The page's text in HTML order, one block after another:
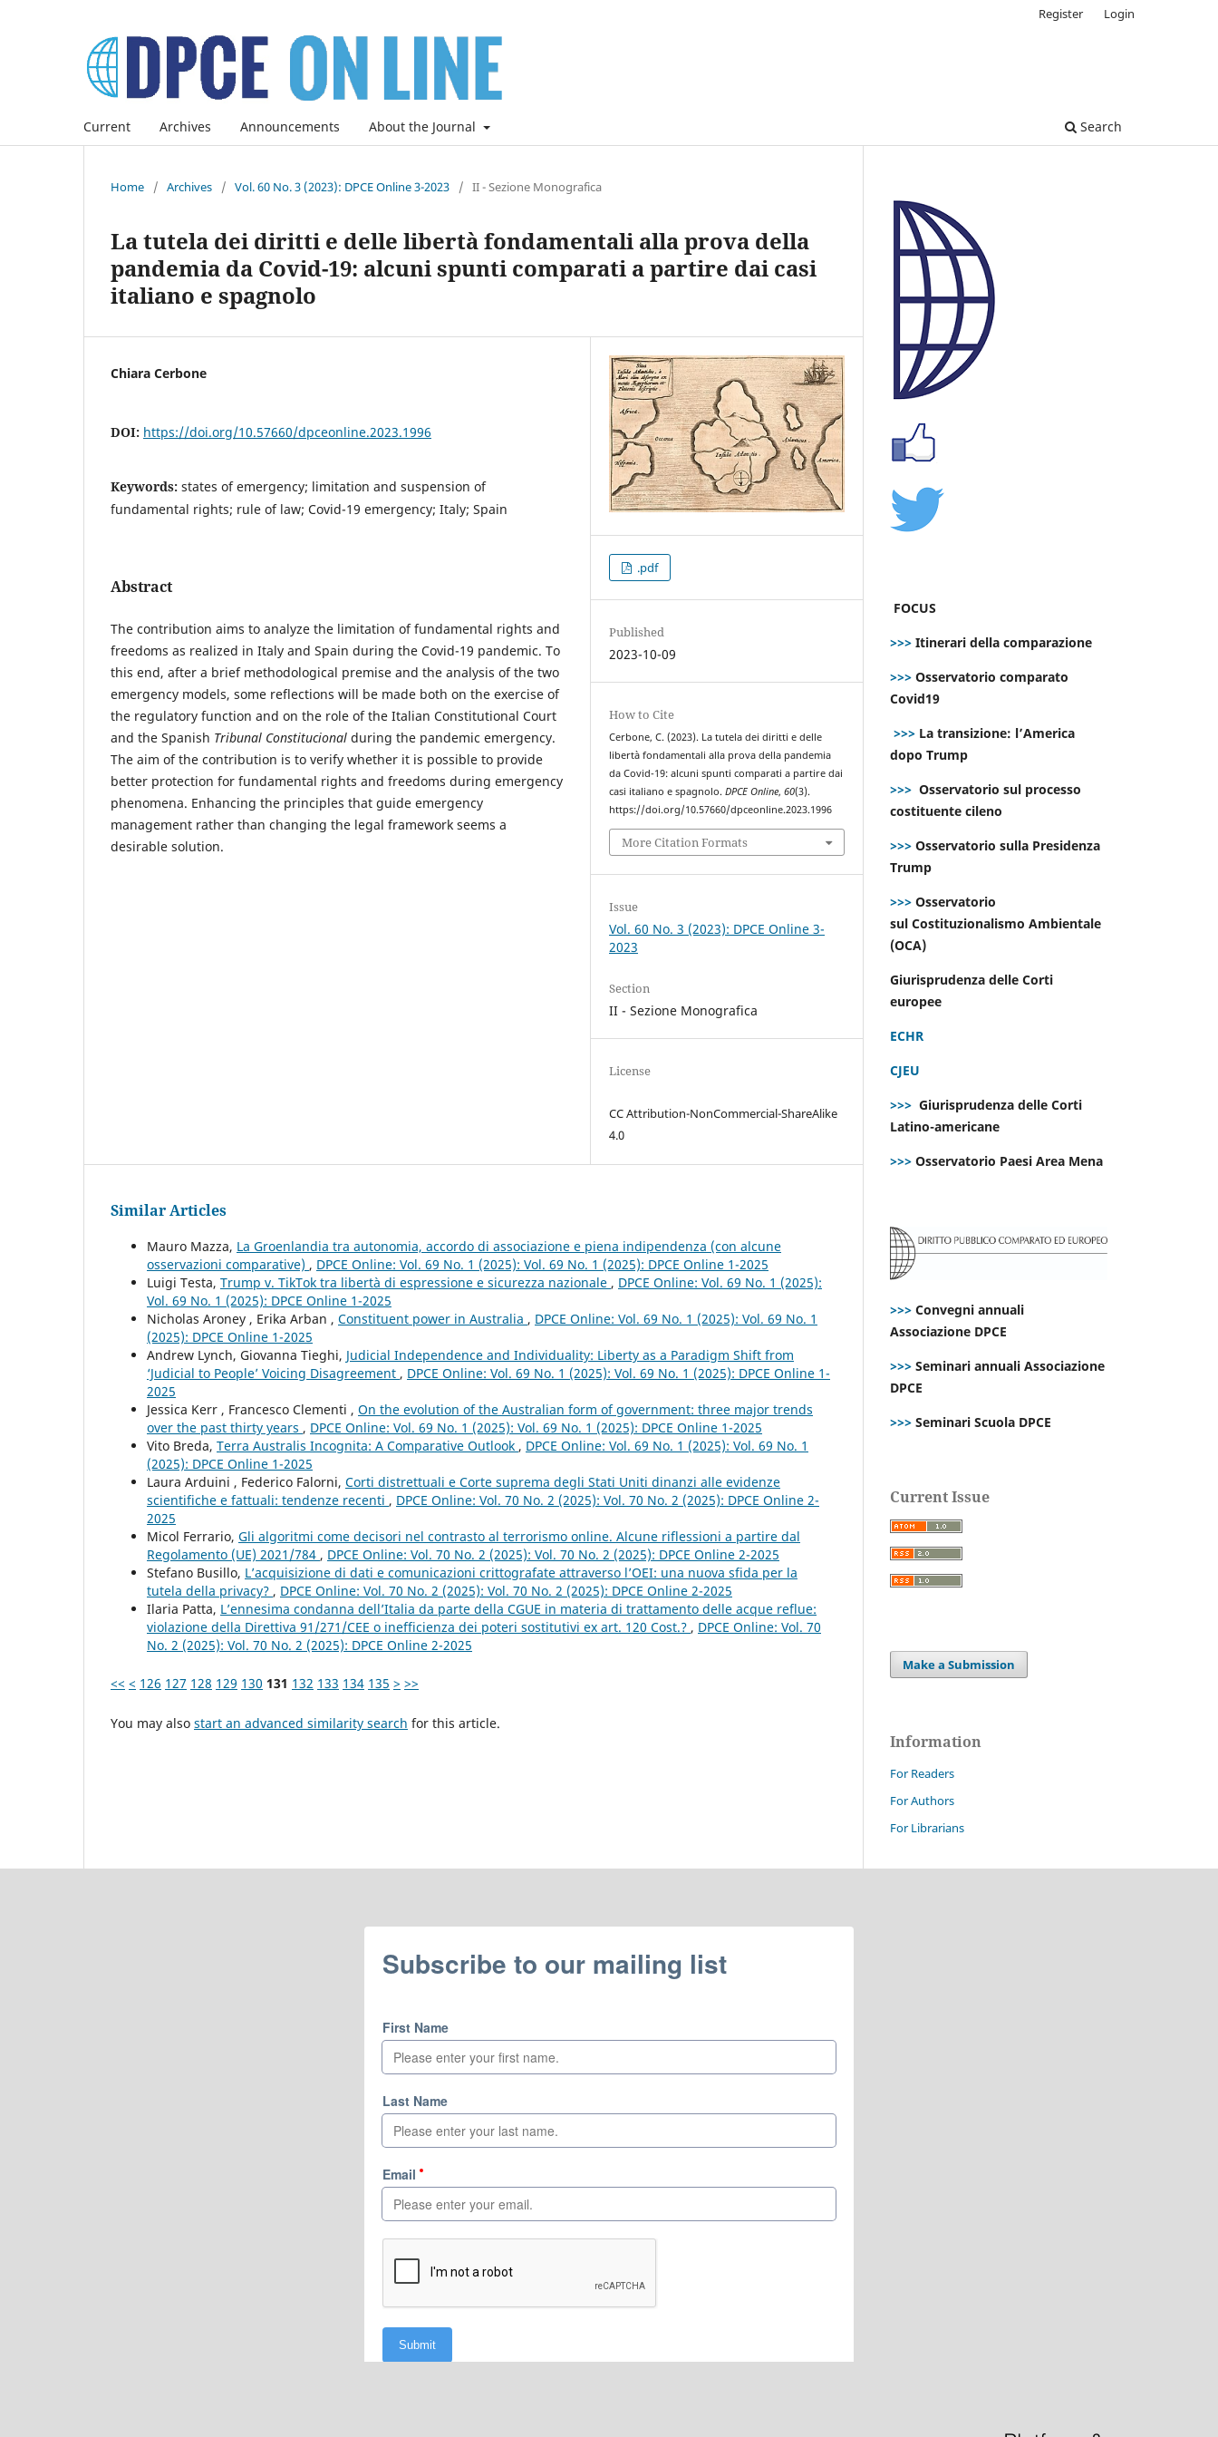
Current Archives Announcements About the Journal Search
Register Login
Home / Archives / Vol. 60 No. 3 (2023): DPCE Online 3-2023 / II - Sezione Monografica
La tutela dei diritti e delle libertà fondamentali alla prova della
pandemia da Covid-19: alcuni spunti comparati a partire dai casi
italiano e spagnolo
Chiara Cerbone
DOI: https://doi.org/10.57660/dpceonline.2023.1996
Keywords: states of emergency; limitation and suspension of
fundamental rights; rule of law; Covid-19 emergency; Italy; Spain
Abstract
The contribution aims to analyze the limitation of fundamental rights and
freedoms as realized in Italy and Spain during the Covid-19 pandemic. To
this end, after a brief methodological premise and the analysis of the two
emergency models, some reflections will be made both on the exercise of
the regulatory function and on the role of the Italian Constitutional Court
and the Spanish Tribunal Constitucional during the pandemic emergency.
The aim of the contribution is to verify whether it is possible to provide
better protection for fundamental rights and freedoms during emergency
phenomena. Enhancing the principles that guide emergency
management rather than changing the legal framework seems a
desirable solution.
.pdf
Published
2023-10-09
How to Cite
Cerbone, C. (2023). La tutela dei diritti e delle
libertà fondamentali alla prova della pandemia
da Covid-19: alcuni spunti comparati a partire dai
casi italiano e spagnolo.DPCE Online,60(3).
https://doi.org/10.57660/dpceonline.2023.1996
More Citation Formats
Issue
Vol. 60 No. 3 (2023): DPCE Online 3-
2023
Section
II - Sezione Monografica
License
CC Attribution-NonCommercial-ShareAlike
4.0
Similar Articles
Mauro Mazza, La Groenlandia tra autonomia, accordo di associazione e piena indipendenza (con alcune
osservazioni comparative) , DPCE Online: Vol. 69 No. 1 (2025): Vol. 69 No. 1 (2025): DPCE Online 1-2025
Luigi Testa, Trump v. TikTok tra libertà di espressione e sicurezza nazionale , DPCE Online: Vol. 69 No. 1 (2025):
Vol. 69 No. 1 (2025): DPCE Online 1-2025
Nicholas Aroney , Erika Arban , Constituent power in Australia , DPCE Online: Vol. 69 No. 1 (2025): Vol. 69 No. 1
(2025): DPCE Online 1-2025
Andrew Lynch, Giovanna Tieghi, Judicial Independence and Individuality: Liberty as a Paradigm Shift from
‘Judicial to People’ Voicing Disagreement , DPCE Online: Vol. 69 No. 1 (2025): Vol. 69 No. 1 (2025): DPCE Online 1-
2025
Jessica Kerr , Francesco Clementi , On the evolution of the Australian form of government: three major trends
over the past thirty years , DPCE Online: Vol. 69 No. 1 (2025): Vol. 69 No. 1 (2025): DPCE Online 1-2025
Vito Breda, Terra Australis Incognita: A Comparative Outlook , DPCE Online: Vol. 69 No. 1 (2025): Vol. 69 No. 1
(2025): DPCE Online 1-2025
Laura Arduini , Federico Falorni, Corti distrettuali e Corte suprema degli Stati Uniti dinanzi alle evidenze
scientifiche e fattuali: tendenze recenti , DPCE Online: Vol. 70 No. 2 (2025): Vol. 70 No. 2 (2025): DPCE Online 2-
2025
Micol Ferrario, Gli algoritmi come decisori nel contrasto al terrorismo online. Alcune riflessioni a partire dal
Regolamento (UE) 2021/784 , DPCE Online: Vol. 70 No. 2 (2025): Vol. 70 No. 2 (2025): DPCE Online 2-2025
Stefano Busillo, L’acquisizione di dati e comunicazioni crittografate attraverso l’OEI: una nuova sfida per la
tutela della privacy? , DPCE Online: Vol. 70 No. 2 (2025): Vol. 70 No. 2 (2025): DPCE Online 2-2025
Ilaria Patta, L’ennesima condanna dell’Italia da parte della CGUE in materia di trattamento delle acque reflue:
violazione della Direttiva 91/271/CEE o inefficienza dei poteri sostitutivi ex art. 120 Cost.? , DPCE Online: Vol. 70
No. 2 (2025): Vol. 70 No. 2 (2025): DPCE Online 2-2025
<< < 126 127 128 129 130 131 132 133 134 135 > >>
You may also start an advanced similarity search for this article.
FOCUS
>>> Itinerari della comparazione
>>> Osservatorio comparato
Covid19
>>> La transizione: l’America
dopo Trump
>>> Osservatorio sul processo
costituente cileno
>>> Osservatorio sulla Presidenza
Trump
>>> Osservatorio
sul Costituzionalismo Ambientale
(OCA)
Giurisprudenza delle Corti
europee
ECHR
CJEU
>>> Giurisprudenza delle Corti
Latino-americane
>>> Osservatorio Paesi Area Mena
>>> Convegni annuali
Associazione DPCE
>>> Seminari annuali Associazione
DPCE
>>> Seminari Scuola DPCE
Current Issue
Make a Submission
Information
For Readers
For Authors
For Librarians